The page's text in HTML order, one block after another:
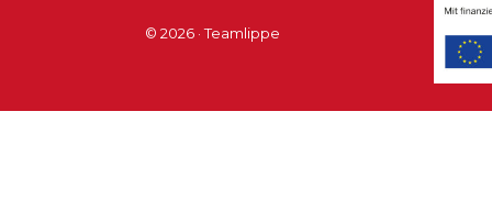
© 2026 · Teamlippe